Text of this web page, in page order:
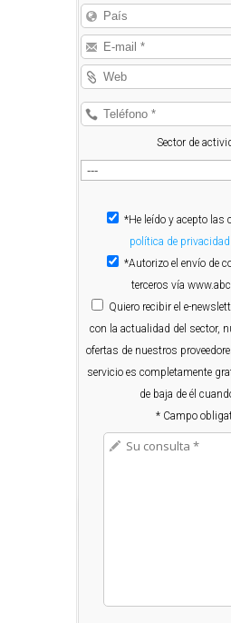
Sector de
*He leído y acepto las
política de privacidad
*Autorizo el envío de
terceros vía
Quiero recibir el e-
con la actualidad del sector,
ofertas de nuestros
servicio es completamente
de baja de él
* Campo